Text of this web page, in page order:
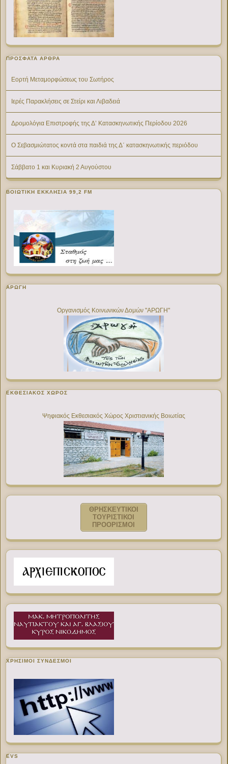
ΠΡΌΣΦΑΤΑ ΆΡΘΡΑ
Εορτή Μεταμορφώσεως του Σωτήρος
Ιερές Παρακλήσεις σε Στείρι και Λιβαδειά
Δρομολόγια Επιστροφής της Δ’ Κατασκηνωτικής Περίοδου 2026
Ο Σεβασμιώτατος κοντά στα παιδιά της Δ΄ κατασκηνωτικής περιόδου
Σάββατο 1 και Κυριακή 2 Αυγούστου
ΒΟΙΩΤΙΚΉ ΕΚΚΛΗΣΊΑ 99,2 FM
ΑΡΩΓΗ
Οργανισμός Κοινωνικών Δομών "ΑΡΩΓΗ"
ΕΚΘΕΣΙΑΚΌΣ ΧΏΡΟΣ
Ψηφιακός Εκθεσιακός Χώρος Χριστιανικής Βοιωτίας
ΘΡΗΣΚΕΥΤΙΚΟΙ
ΤΟΥΡΙΣΤΙΚΟΙ
ΠΡΟΟΡΙΣΜΟΙ
ΧΡΉΣΙΜΟΙ ΣΎΝΔΕΣΜΟΙ
EVS